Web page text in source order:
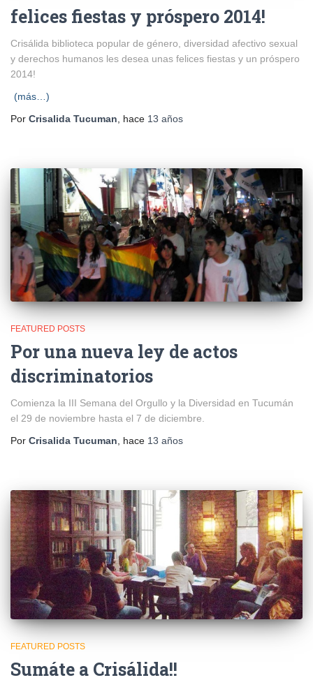
felices fiestas y próspero 2014!
Crisálida biblioteca popular de género, diversidad afectivo sexual
y derechos humanos les desea unas felices fiestas y un próspero
2014!
(más…)
Por Crisalida Tucuman , hace 13 años
FEATURED POSTS
Por una nueva ley de actos
discriminatorios
Comienza la III Semana del Orgullo y la Diversidad en Tucumán
el 29 de noviembre hasta el 7 de diciembre.
Por Crisalida Tucuman , hace 13 años
FEATURED POSTS
Sumáte a Crisálida!!